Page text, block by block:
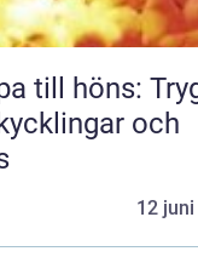
till höns:
och
12